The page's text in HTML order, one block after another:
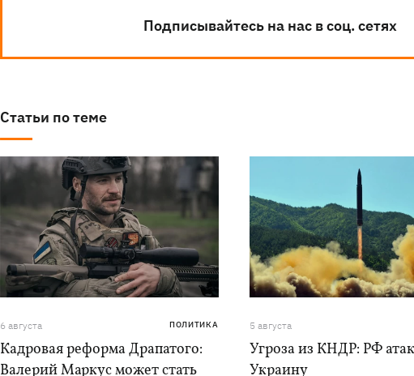
Подписывайтесь на нас в соц. сетях
Статьи по теме
6 августа ПОЛИТИКА
Кадровая реформа Драпатого:
Валерий Маркус может стать
5 августа
Угроза из КНДР: РФ
Украину